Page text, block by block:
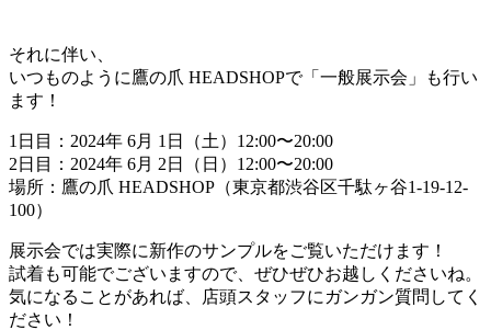
それに伴い、
いつものように鷹の爪 HEADSHOPで「一般展示会」も行い
ます！
1日目：2024年 6月 1日（土）12:00〜20:00
2日目：2024年 6月 2日（日）12:00〜20:00
場所：鷹の爪 HEADSHOP（東京都渋谷区千駄ヶ谷1-19-12-
100）
展示会では実際に新作のサンプルをご覧いただけます！
試着も可能でございますので、ぜひぜひお越しくださいね。
気になることがあれば、店頭スタッフにガンガン質問してく
ださい！